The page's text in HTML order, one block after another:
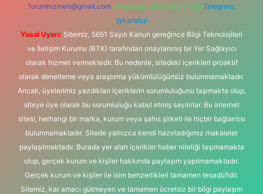
forumhizmeti@gmail.com Whatsapp: 0262 606 0 726 Telegram:
@karabul
Yasal Uyarı: Sitemiz, 5651 Sayılı Kanun gereğince Bilgi Teknolojileri
ve İletişim Kurumu (BTK) tarafından onaylanmış bir Yer Sağlayıcı
olarak hizmet vermektedir. Bu nedenle, sitedeki içerikleri proaktif
olarak denetleme veya araştırma yükümlülüğümüz bulunmamaktadır.
Ancak, üyelerimiz yazdıkları içeriklerin sorumluluğunu taşımakta olup,
siteye üye olarak bu sorumluluğu kabul etmiş sayılırlar. Bu internet
sitesi, herhangi bir marka, kurum veya şahıs şirketi ile hiçbir bağlantısı
bulunmamaktadır. Sitede yalnızca kendi hazırladığımız makaleler
paylaşılmaktadır. Burada yer alan içerikler haber niteliği taşımamakta
olup, gerçek kurum ve kişiler hakkında paylaşım yapılmamaktadır.
Gerçek kurum ve kişiler ile isim benzerlikleri tamamen tesadüfidir.
Sitemiz, kar amacı gütmeyen ve tamamen ücretsiz bir bilgi paylaşım